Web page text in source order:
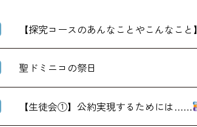
【探究コースのあんなことやこんなこと】
聖ドミニコの祭日
【生徒会①】公約実現するためには……